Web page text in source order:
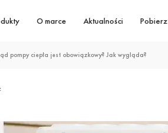
O marce Aktualności Pobierz
pompy ciepła jest obowiązkowy? Jak wygląda?